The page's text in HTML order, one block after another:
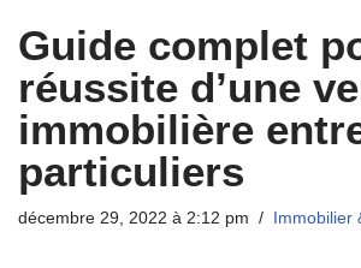
Guide complet
réussite d’une
immobilière
particuliers
décembre 29, 2022 à 2:12 pm Immobilier